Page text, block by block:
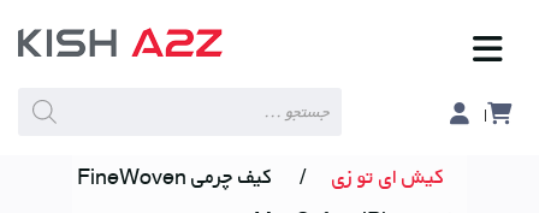
search
کیش ای تو زی /
کیف چرمی FineWoven